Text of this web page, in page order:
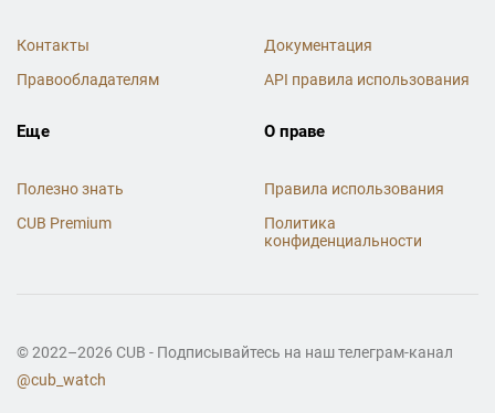
Контакты
Правообладателям
Документация
API правила использования
Еще
Полезно знать
CUB Premium
О праве
Правила использования
Политика
конфиденциальности
© 2022–2026 CUB - Подписывайтесь на наш телеграм-канал
@cub_watch